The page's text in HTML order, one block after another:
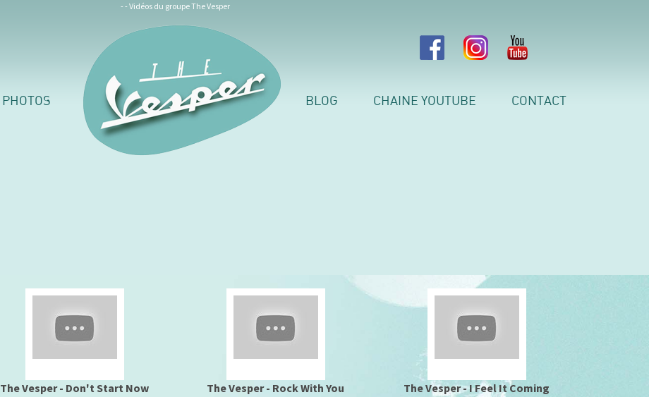
- - Vidéos du groupe The Vesper
PHOTOS BLOG CHAINE YOUTUBE CONTACT
The Vesper - Don't Start Now The Vesper - Rock With You The Vesper - I Feel It Coming